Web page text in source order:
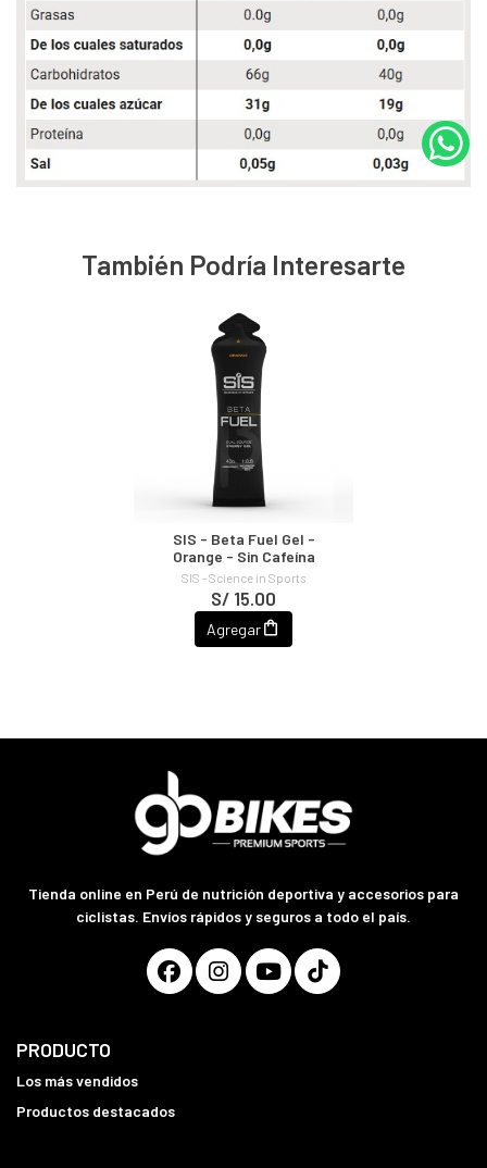
También Podría Interesarte
SIS - Beta Fuel Gel -
Orange - Sin Cafeína
SIS - Science in Sports
S/ 15.00
Agregar
Tienda online en Perú de nutrición deportiva y accesorios para
ciclistas. Envíos rápidos y seguros a todo el país.
PRODUCTO
Los más vendidos
Productos destacados